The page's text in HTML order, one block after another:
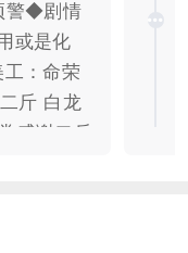
警◆剧情
或是化
：命荣
斤 白龙
感谢二斤